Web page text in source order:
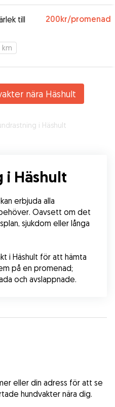
till
200kr/promenad
km
nära Häshult
i Häshult
i Häshult
erbjuda alla
Oavsett om det
sjukdom eller långa
i Häshult för att hämta
på en promenad;
och avslappnade.
eller din adress för att se
hundvakter nära dig.